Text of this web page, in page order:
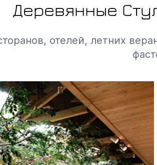
Деревянные
отелей, летних